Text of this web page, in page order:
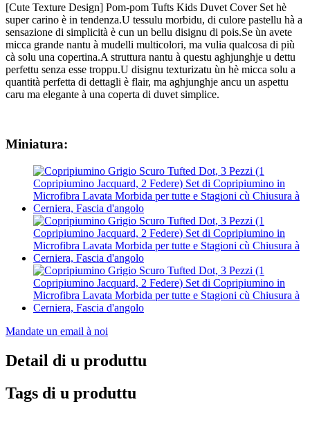
[Cute Texture Design] Pom-pom Tufts Kids Duvet Cover Set hè
super carino è in tendenza.U tessulu morbidu, di culore pastellu hà a
sensazione di simplicità è cun un bellu disignu di pois.Se ùn avete
micca grande nantu à mudelli multicolori, ma vulia qualcosa di più
cà solu una copertina.A struttura nantu à questu aghjunghje u dettu
perfettu senza esse troppu.U disignu texturizatu ùn hè micca solu a
quantità perfetta di dettagli è flair, ma aghjunghje ancu un aspettu
caru ma elegante à una coperta di duvet simplice.
Miniatura:
Mandate un email à noi
Detail di u produttu
Tags di u produttu